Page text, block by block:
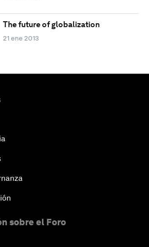
The future of globalization
21 ene 2013
sobre el Foro